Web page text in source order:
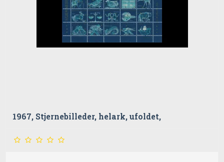
1967, Stjernebilleder, helark, ufoldet,